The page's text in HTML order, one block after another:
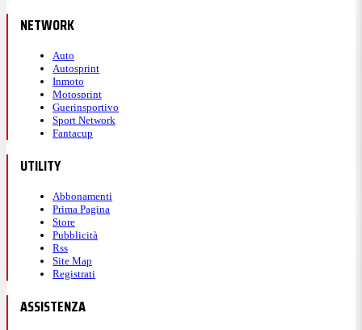
NETWORK
Auto
Autosprint
Inmoto
Motosprint
Guerinsportivo
Sport Network
Fantacup
UTILITY
Abbonamenti
Prima Pagina
Store
Pubblicità
Rss
Site Map
Registrati
ASSISTENZA